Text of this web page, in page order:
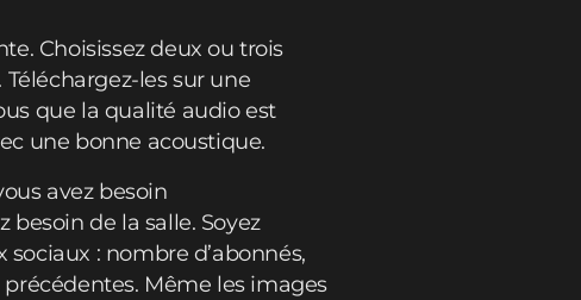
Choisissez deux ou trois
les sur une
que la qualité audio est
une bonne acoustique.
avez besoin
de la salle. Soyez
: nombre d’abonnés,
Même les images